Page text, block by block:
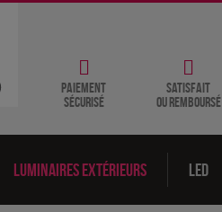
Paiement
sécurisé
satisfait
ou remboursé
Luminaires extérieurs LED